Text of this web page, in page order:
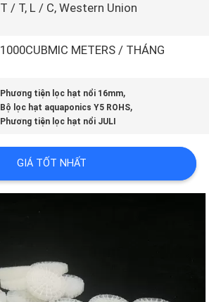
T / T, L / C, Western Union
1000CUBMIC METERS / THÁNG
Phương tiện lọc hạt nổi 16mm,
Bộ lọc hạt aquaponics Y5 ROHS,
Phương tiện lọc hạt nổi JULI
GIÁ TỐT NHẤT